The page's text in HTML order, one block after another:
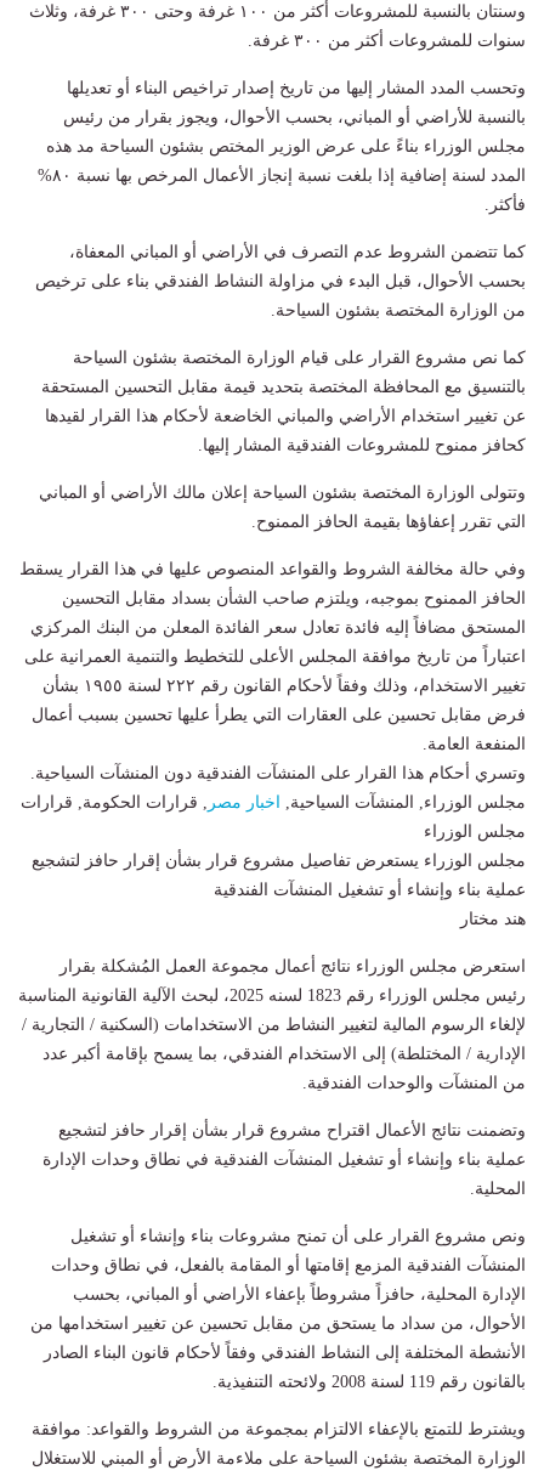
وسنتان بالنسبة للمشروعات أكثر من ۱۰۰ غرفة وحتى ۳۰۰ غرفة، وثلاث
سنوات للمشروعات أكثر من ۳۰۰ غرفة.
وتحسب المدد المشار إليها من تاريخ إصدار تراخيص البناء أو تعديلها
بالنسبة للأراضي أو المباني، بحسب الأحوال، ويجوز بقرار من رئيس
مجلس الوزراء بناءً على عرض الوزير المختص بشئون السياحة مد هذه
المدد لسنة إضافية إذا بلغت نسبة إنجاز الأعمال المرخص بها نسبة ٨٠%
فأكثر.
كما تتضمن الشروط عدم التصرف في الأراضي أو المباني المعفاة،
بحسب الأحوال، قبل البدء في مزاولة النشاط الفندقي بناء على ترخيص
من الوزارة المختصة بشئون السياحة.
كما نص مشروع القرار على قيام الوزارة المختصة بشئون السياحة
بالتنسيق مع المحافظة المختصة بتحديد قيمة مقابل التحسين المستحقة
عن تغيير استخدام الأراضي والمباني الخاضعة لأحكام هذا القرار لقيدها
كحافز ممنوح للمشروعات الفندقية المشار إليها.
وتتولى الوزارة المختصة بشئون السياحة إعلان مالك الأراضي أو المباني
التي تقرر إعفاؤها بقيمة الحافز الممنوح.
وفي حالة مخالفة الشروط والقواعد المنصوص عليها في هذا القرار يسقط
الحافز الممنوح بموجبه، ويلتزم صاحب الشأن بسداد مقابل التحسين
المستحق مضافاً إليه فائدة تعادل سعر الفائدة المعلن من البنك المركزي
اعتباراً من تاريخ موافقة المجلس الأعلى للتخطيط والتنمية العمرانية على
تغيير الاستخدام، وذلك وفقاً لأحكام القانون رقم ٢٢٢ لسنة ١٩٥٥ بشأن
فرض مقابل تحسين على العقارات التي يطرأ عليها تحسين بسبب أعمال
المنفعة العامة.
وتسري أحكام هذا القرار على المنشآت الفندقية دون المنشآت السياحية.
مجلس الوزراء, المنشآت السياحية, اخبار مصر
, قرارات الحكومة, قرارات
مجلس الوزراء
مجلس الوزراء يستعرض تفاصيل مشروع قرار بشأن إقرار حافز لتشجيع
عملية بناء وإنشاء أو تشغيل المنشآت الفندقية
هند مختار
استعرض مجلس الوزراء نتائج أعمال مجموعة العمل المُشكلة بقرار
رئيس مجلس الوزراء رقم 1823 لسنه 2025، لبحث الآلية القانونية المناسبة
لإلغاء الرسوم المالية لتغيير النشاط من الاستخدامات (السكنية / التجارية /
الإدارية / المختلطة) إلى الاستخدام الفندقي، بما يسمح بإقامة أكبر عدد
من المنشآت والوحدات الفندقية.
وتضمنت نتائج الأعمال اقتراح مشروع قرار بشأن إقرار حافز لتشجيع
عملية بناء وإنشاء أو تشغيل المنشآت الفندقية في نطاق وحدات الإدارة
المحلية.
ونص مشروع القرار على أن تمنح مشروعات بناء وإنشاء أو تشغيل
المنشآت الفندقية المزمع إقامتها أو المقامة بالفعل، في نطاق وحدات
الإدارة المحلية، حافزاً مشروطاً بإعفاء الأراضي أو المباني، بحسب
الأحوال، من سداد ما يستحق من مقابل تحسين عن تغيير استخدامها من
الأنشطة المختلفة إلى النشاط الفندقي وفقاً لأحكام قانون البناء الصادر
بالقانون رقم 119 لسنة 2008 ولائحته التنفيذية.
ويشترط للتمتع بالإعفاء الالتزام بمجموعة من الشروط والقواعد: موافقة
الوزارة المختصة بشئون السياحة على ملاءمة الأرض أو المبني للاستغلال